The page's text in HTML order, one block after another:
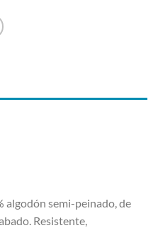
algodón semi-peinado, de
Resistente,